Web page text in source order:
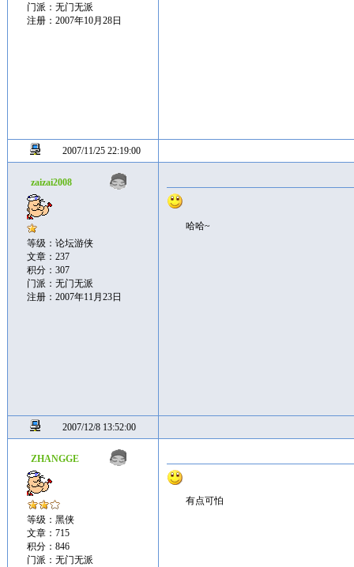
门派：无门无派
注册：2007年10月28日
2007/11/25 22:19:00
zaizai2008
等级：论坛游侠
文章：237
积分：307
门派：无门无派
注册：2007年11月23日
哈哈~
2007/12/8 13:52:00
ZHANGGE
等级：黑侠
文章：715
积分：846
门派：无门无派
有点可怕